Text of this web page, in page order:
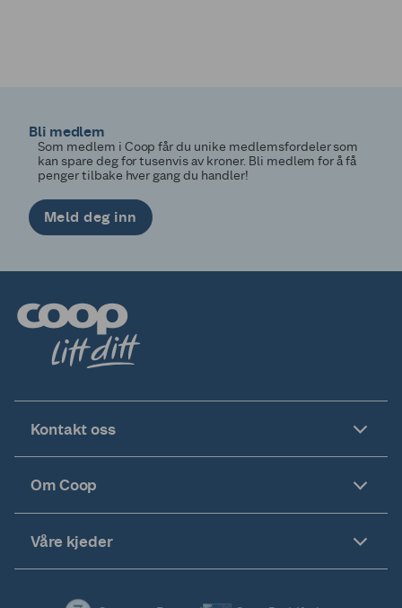
Bli medlem
Som medlem i Coop får du unike medlemsfordeler som
kan spare deg for tusenvis av kroner. Bli medlem for å få
penger tilbake hver gang du handler!
Meld deg inn
Kontakt oss
Om Coop
Våre kjeder